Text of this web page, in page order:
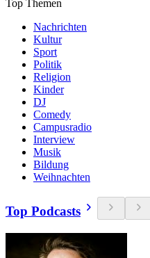
Top Themen
Nachrichten
Kultur
Sport
Politik
Religion
Kinder
DJ
Comedy
Campusradio
Interview
Musik
Bildung
Weihnachten
Top Podcasts